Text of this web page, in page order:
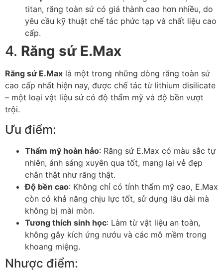
titan, răng toàn sứ có giá thành cao hơn nhiều, do
yêu cầu kỹ thuật chế tác phức tạp và chất liệu cao
cấp.
4. Răng sứ E.Max
Răng sứ E.Max là một trong những dòng răng toàn sứ
cao cấp nhất hiện nay, được chế tác từ lithium disilicate
– một loại vật liệu sứ có độ thẩm mỹ và độ bền vượt
trội.
Ưu điểm:
Thẩm mỹ hoàn hảo: Răng sứ E.Max có màu sắc tự
nhiên, ánh sáng xuyên qua tốt, mang lại vẻ đẹp
chân thật như răng thật.
Độ bền cao: Không chỉ có tính thẩm mỹ cao, E.Max
còn có khả năng chịu lực tốt, sử dụng lâu dài mà
không bị mài mòn.
Tương thích sinh học: Làm từ vật liệu an toàn,
không gây kích ứng nướu và các mô mềm trong
khoang miệng.
Nhược điểm: